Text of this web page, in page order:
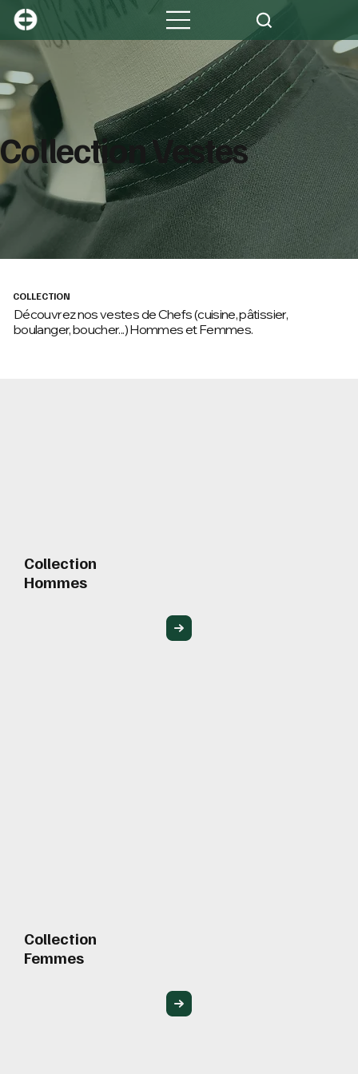
Collection Vestes
COLLECTION
Découvrez nos vestes de Chefs (cuisine, pâtissier,
boulanger, boucher...) Hommes et Femmes.
Collection
Hommes
Collection
Femmes